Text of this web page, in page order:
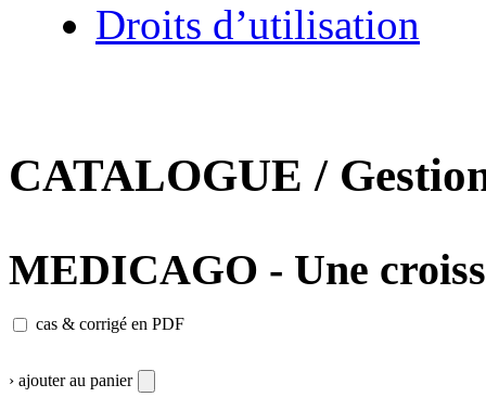
Droits d’utilisation
CATALOGUE /
MEDICAGO - Une
cas & corrigé en PDF
› ajouter au panier